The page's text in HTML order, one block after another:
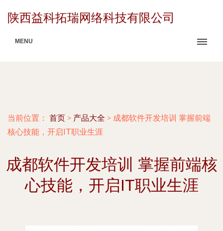
陕西益科拓瑞网络科技有限公司
MENU
当前位置： 首页 > 产品大全 > 成都软件开发培训 掌握前端
核心技能，开启IT职业生涯
成都软件开发培训 掌握前端核
心技能，开启IT职业生涯